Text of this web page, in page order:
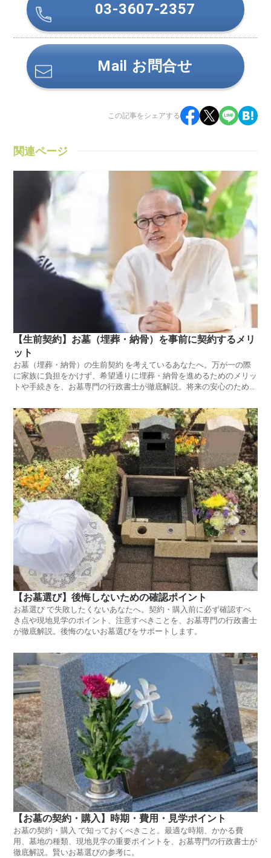
03-3607-2357
Mail お問合せ
この記事をシェアする
関連ページ
【生前契約】お墓（埋葬・納骨）を事前に契約するメリ
ット
お墓（埋葬・納骨）の生前契約 を考えているあなたへ。万が一の際
に家族に負担をかけず、希望通りに埋葬・納骨を進めるためのメリッ
トや手続きを、お墓専門の行政書士が徹底解説。将来の安心のために
【お墓選び】後悔しないための確認ポイント
お墓選び で失敗したくないあなたへ。契約・購入前に必ず確認すべ
き点や現地見学のポイント、注意すべきことを、お墓専門の行政書士
が徹底解説。後悔のないお墓選びをサポートします。
【お墓の契約・購入】時期・費用・見学ポイント
お墓の契約・購入 で知っておくべきこと。最適な時期、かかる費
用、墓地の種類、現地見学の重要ポイントを、お墓専門の行政書士が
徹底解説。賢いお墓選びの参考に。